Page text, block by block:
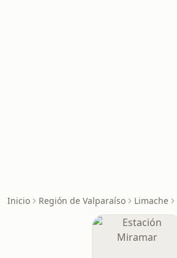
Inicio Región de Valparaíso Limache